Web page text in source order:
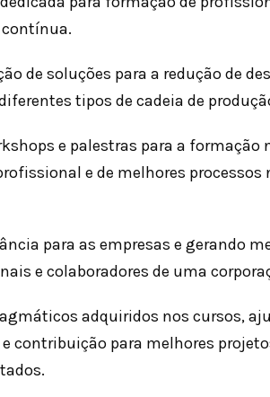
de soluções para a redução de
tipos de cadeia de
e palestras para a formação
e de melhores processos
para as empresas e gerando
e colaboradores de uma
adquiridos nos cursos,
contribuição para melhores